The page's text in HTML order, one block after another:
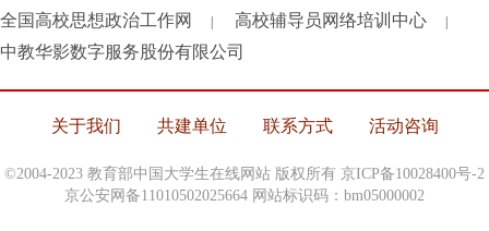
全国高校思想政治工作网 高校辅导员网络培训中心
中教华影数字服务股份有限公司
关于我们 共建单位 联系方式 活动咨询
©2004-2023 教育部中国大学生在线网站 版权所有 京ICP备10028400号-2
京公安网备11010502025664 网站标识码：bm05000002